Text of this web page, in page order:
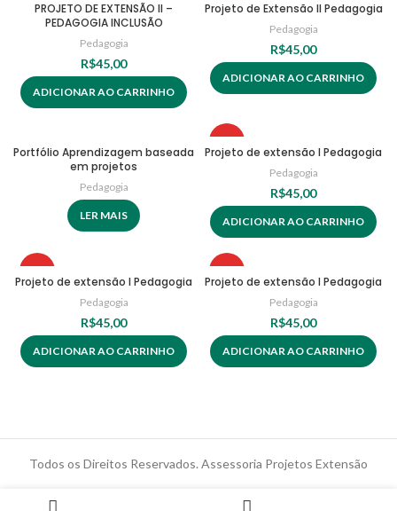
PROJETO DE EXTENSÃO II –
PEDAGOGIA INCLUSÃO
Pedagogia
R$45,00
ADICIONAR AO CARRINHO
Projeto de Extensão II Pedagogia
Pedagogia
R$45,00
ADICIONAR AO CARRINHO
Portfólio Aprendizagem baseada
em projetos
Pedagogia
LER MAIS
Projeto de extensão I Pedagogia
Pedagogia
R$45,00
ADICIONAR AO CARRINHO
Projeto de extensão I Pedagogia
Pedagogia
R$45,00
ADICIONAR AO CARRINHO
Projeto de extensão I Pedagogia
Pedagogia
R$45,00
ADICIONAR AO CARRINHO
Todos os Direitos Reservados. Assessoria Projetos Extensão